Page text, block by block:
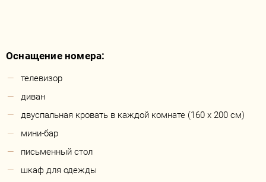
Оснащение номера:
телевизор
диван
двуспальная кровать в каждой комнате (160 х 200 см)
мини-бар
письменный стол
шкаф для одежды